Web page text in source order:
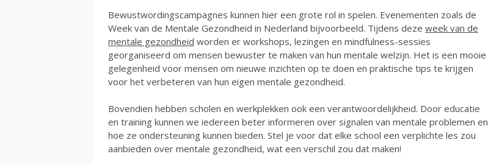
Bewustwordingscampagnes kunnen hier een grote rol in spelen. Evenementen zoals de
Week van de Mentale Gezondheid in Nederland bijvoorbeeld. Tijdens deze week van de
mentale gezondheid worden er workshops, lezingen en mindfulness-sessies
georganiseerd om mensen bewuster te maken van hun mentale welzijn. Het is een mooie
gelegenheid voor mensen om nieuwe inzichten op te doen en praktische tips te krijgen
voor het verbeteren van hun eigen mentale gezondheid.
Bovendien hebben scholen en werkplekken ook een verantwoordelijkheid. Door educatie
en training kunnen we iedereen beter informeren over signalen van mentale problemen en
hoe ze ondersteuning kunnen bieden. Stel je voor dat elke school een verplichte les zou
aanbieden over mentale gezondheid, wat een verschil zou dat maken!